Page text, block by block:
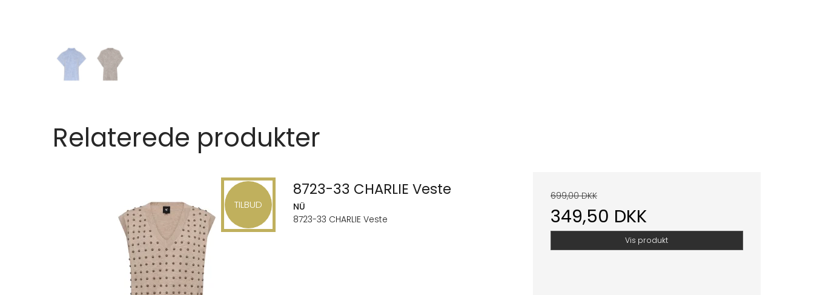
Relaterede produkter
TILBUD
8723-33 CHARLIE Veste
NÜ
8723-33 CHARLIE Veste
699,00 DKK
349,50 DKK
Vis produkt